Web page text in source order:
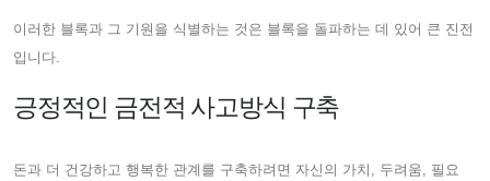
이러한 블록과 그 기원을 식별하는 것은 블록을 돌파하는 데 있어 큰 진전
입니다.
긍정적인 금전적 사고방식 구축
돈과 더 건강하고 행복한 관계를 구축하려면 자신의 가치, 두려움, 필요